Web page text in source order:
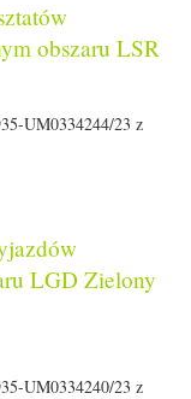
obszaru LSR
UM0334244/23 z
LGD Zielony
UM0334240/23 z